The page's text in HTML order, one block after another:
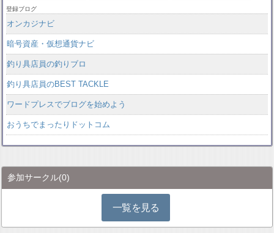
登録ブログ
オンカジナビ
暗号資産・仮想通貨ナビ
釣り具店員の釣りブロ
釣り具店員のBEST TACKLE
ワードプレスでブログを始めよう
おうちでまったりドットコム
参加サークル(0)
一覧を見る